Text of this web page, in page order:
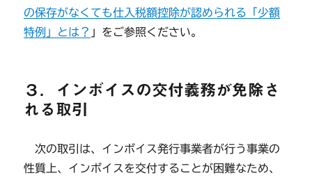
の保存がなくても仕入税額控除が認められる「少額
特例」とは？ 」をご参照ください。
３．インボイスの交付義務が免除さ
れる取引
次の取引は、インボイス発行事業者が行う事業の
性質上、インボイスを交付することが困難なため、